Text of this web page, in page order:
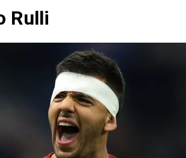
Rulli